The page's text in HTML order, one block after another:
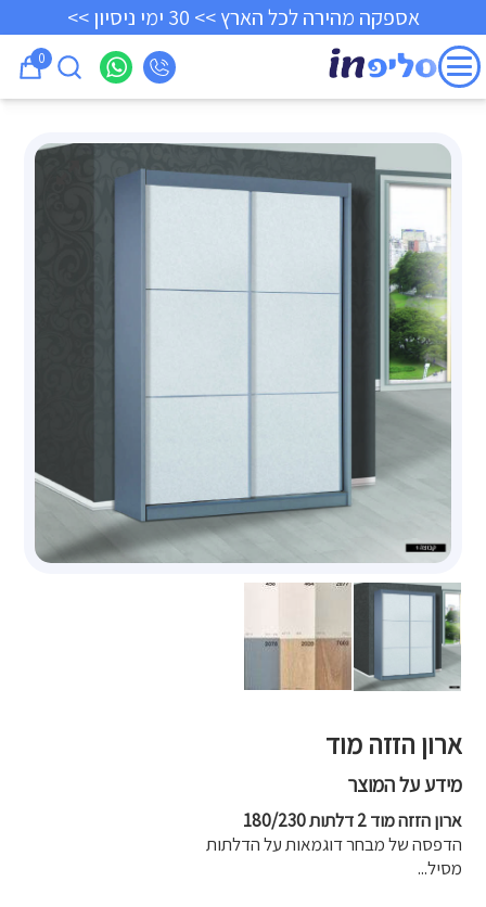
אספקה מהירה לכל הארץ >> 30 ימי ניסיון >>
0
ארון הזזה מוד
מידע על המוצר
ארון הזזה מוד 2 דלתות 180/230
הדפסה של מבחר דוגמאות על הדלתות
מסיל...